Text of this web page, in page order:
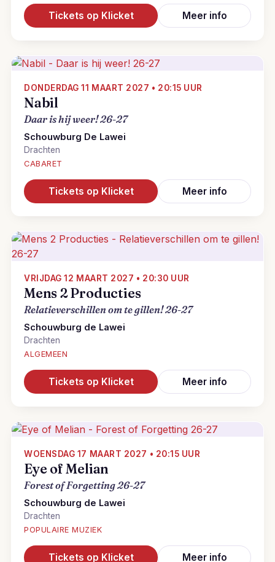
Tickets op Klicket Meer info
DONDERDAG 11 MAART 2027 • 20:15 UUR
Nabil
Daar is hij weer! 26-27
Schouwburg De Lawei
Drachten
CABARET
Tickets op Klicket Meer info
VRIJDAG 12 MAART 2027 • 20:30 UUR
Mens 2 Producties
Relatieverschillen om te gillen! 26-27
Schouwburg de Lawei
Drachten
ALGEMEEN
Tickets op Klicket Meer info
WOENSDAG 17 MAART 2027 • 20:15 UUR
Eye of Melian
Forest of Forgetting 26-27
Schouwburg de Lawei
Drachten
POPULAIRE MUZIEK
Tickets op Klicket Meer info